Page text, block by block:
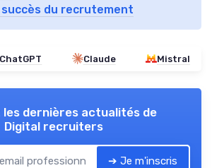
succès du recrutement
ChatGPT Claude Mistral
les dernières actualités de
Digital recruiters
➔ Je m'inscris